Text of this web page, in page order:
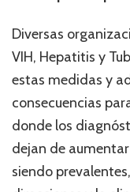
Diversas
VIH, Hepatitis y
estas medidas y
consecuencias
donde los
dejan de
siendo